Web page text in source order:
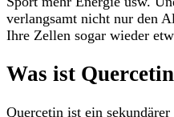
verlangsamt nicht nur den
Ihre Zellen sogar wieder
Was ist
Quercetin ist ein